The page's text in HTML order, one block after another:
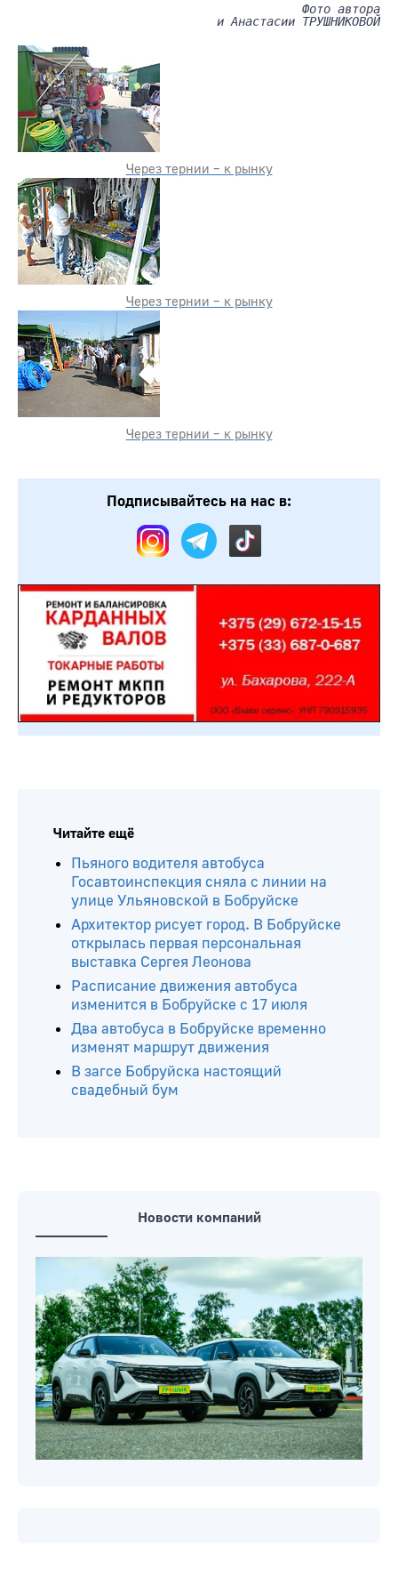
Фото автора
и Анастасии ТРУШНИКОВОЙ
Через тернии – к рынку
Через тернии – к рынку
Через тернии – к рынку
Подписывайтесь на нас в:
Читайте ещё
Пьяного водителя автобуса
Госавтоинспекция сняла с линии на
улице Ульяновской в Бобруйске
Архитектор рисует город. В Бобруйске
открылась первая персональная
выставка Сергея Леонова
Расписание движения автобуса
изменится в Бобруйске с 17 июля
Два автобуса в Бобруйске временно
изменят маршрут движения
В загсе Бобруйска настоящий
свадебный бум
Новости компаний